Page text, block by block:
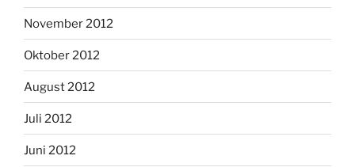
November 2012
Oktober 2012
August 2012
Juli 2012
Juni 2012